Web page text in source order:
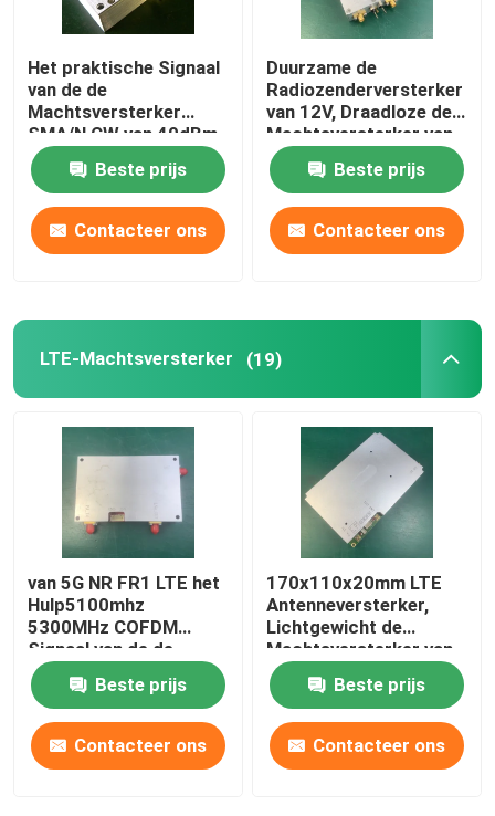
Het praktische Signaal
van de de
Machtsversterker
SMA/N CW van 40dBm
rf voor GPS-
StoorzenderBeste prijs
Contacteer ons
Duurzame de
Radiozenderversterker
van 12V, Draadloze de
Machtsversterker van
COFDM
Beste prijs
Contacteer ons
LTE-Machtsversterker (19)
van 5G NR FR1 LTE het
Hulp5100mhz
5300MHz COFDM
Signaal van de de
Machtsversterker
Beste prijs
Contacteer ons
170x110x20mm LTE
Antenneversterker,
Lichtgewicht de
Machtsversterker van
HF rf
Beste prijs
Contacteer ons